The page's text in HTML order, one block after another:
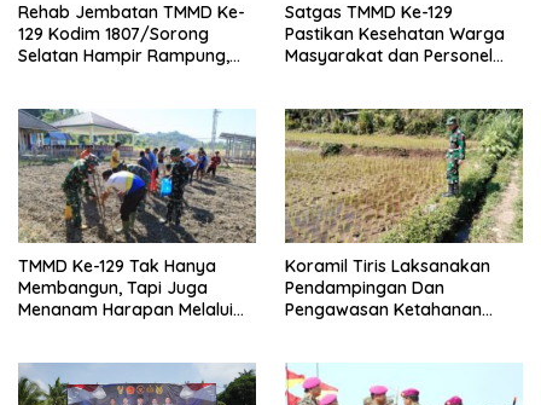
Rehab Jembatan TMMD Ke-
129 Kodim 1807/Sorong
Selatan Hampir Rampung,
Kampung Sesor
Satgas TMMD Ke-129
Pastikan Kesehatan Warga
Masyarakat dan Personel
TMMD Ke-129 Tak Hanya
Membangun, Tapi Juga
Menanam Harapan Melalui
Koramil Tiris Laksanakan
Pendampingan Dan
Pengawasan Ketahanan